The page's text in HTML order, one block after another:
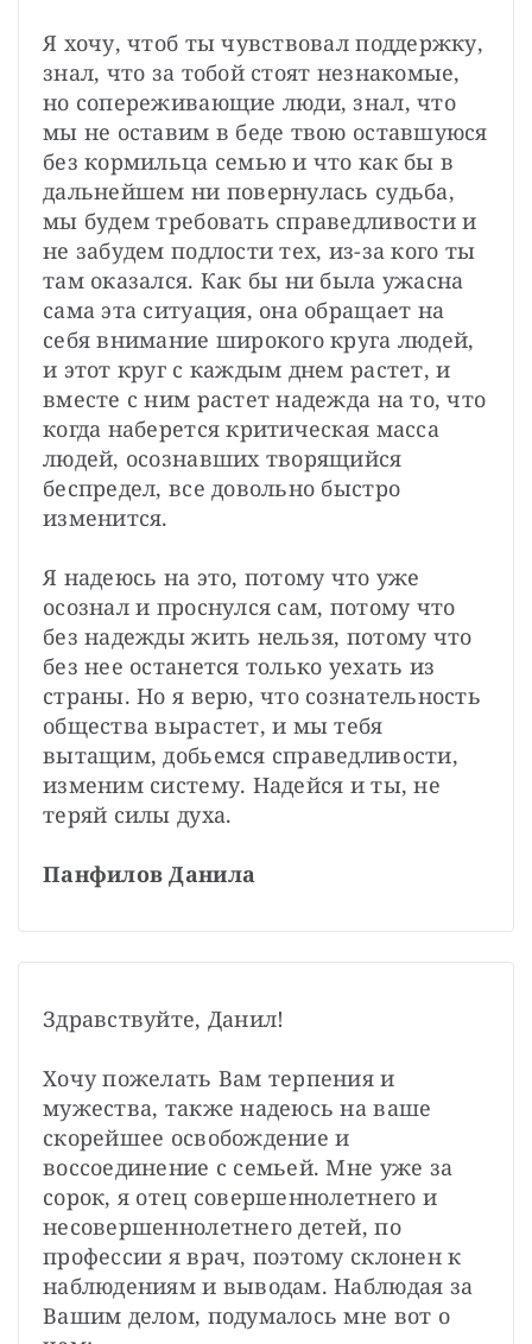
Я хочу, чтоб ты чувствовал поддержку,
знал, что за тобой стоят незнакомые,
но сопереживающие люди, знал, что
мы не оставим в беде твою оставшуюся
без кормильца семью и что как бы в
дальнейшем ни повернулась судьба,
мы будем требовать справедливости и
не забудем подлости тех, из-за кого ты
там оказался. Как бы ни была ужасна
сама эта ситуация, она обращает на
себя внимание широкого круга людей,
и этот круг с каждым днем растет, и
вместе с ним растет надежда на то, что
когда наберется критическая масса
людей, осознавших творящийся
беспредел, все довольно быстро
изменится.
Я надеюсь на это, потому что уже
осознал и проснулся сам, потому что
без надежды жить нельзя, потому что
без нее останется только уехать из
страны. Но я верю, что сознательность
общества вырастет, и мы тебя
вытащим, добьемся справедливости,
изменим систему. Надейся и ты, не
теряй силы духа.
Панфилов Данила
Здравствуйте, Данил!
Хочу пожелать Вам терпения и
мужества, также надеюсь на ваше
скорейшее освобождение и
воссоединение с семьей. Мне уже за
сорок, я отец совершеннолетнего и
несовершеннолетнего детей, по
профессии я врач, поэтому склонен к
наблюдениям и выводам. Наблюдая за
Вашим делом, подумалось мне вот о